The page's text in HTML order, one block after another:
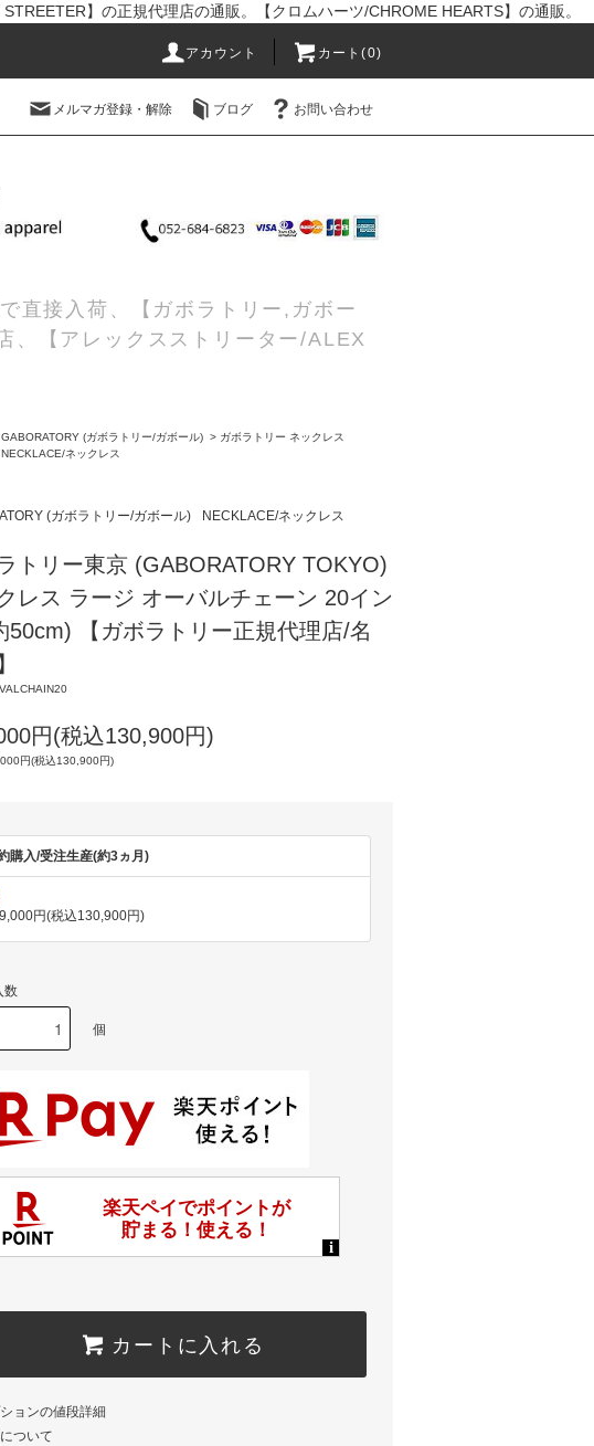
】の正規代理店の通販。【クロムハーツ/CHROME HEARTS】の通販。
アカウント カート(0)
メルマガ登録・解除 ブログ お問い合わせ
直接入荷、【ガボラトリー,ガボー
【アレックスストリーター/ALEX
GABORATORY (ガボラトリー/ガボール) > ガボラトリー ネックレス
NECKLACE/ネックレス
(ガボラトリー/ガボール) NECKLACE/ネックレス
トリー東京 (GABORATORY TOKYO)
レス ラージ オーバルチェーン 20イン
50cm) 【ガボラトリー正規代理店/名
円(税込130,900円)
円(税込130,900円)
購入/受注生産(約3ヵ月)
円(税込130,900円)
数
個
カートに入れる
ョンの値段詳細
ついて